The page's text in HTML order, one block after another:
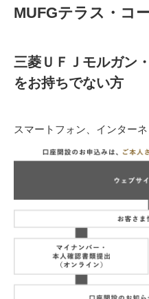
MUFGテラス・コ
三菱ＵＦＪモルガン
をお持ちでない方
スマートフォン、インター